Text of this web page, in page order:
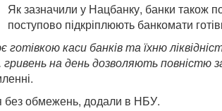
Як зазначили у Нацбанку, банки також
поступово підкріплюють банкомати
готівкою каси банків та їхню
на день дозволяють повністю
без обмежень, додали в НБУ.